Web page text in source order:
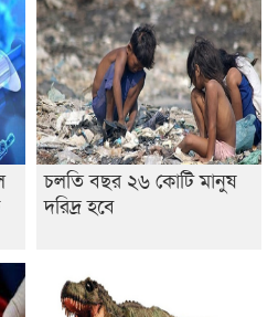
চলতি বছর ২৬ কোটি মানুষ
দরিদ্র হবে